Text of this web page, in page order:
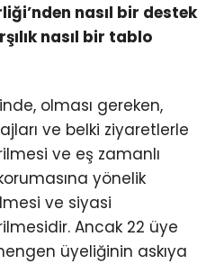
nasıl bir destek
nasıl bir tablo
olması gereken,
ve belki ziyaretlerle
ve eş zamanlı
yönelik
ve siyasi
Ancak 22 üye
üyeliğinin askıya